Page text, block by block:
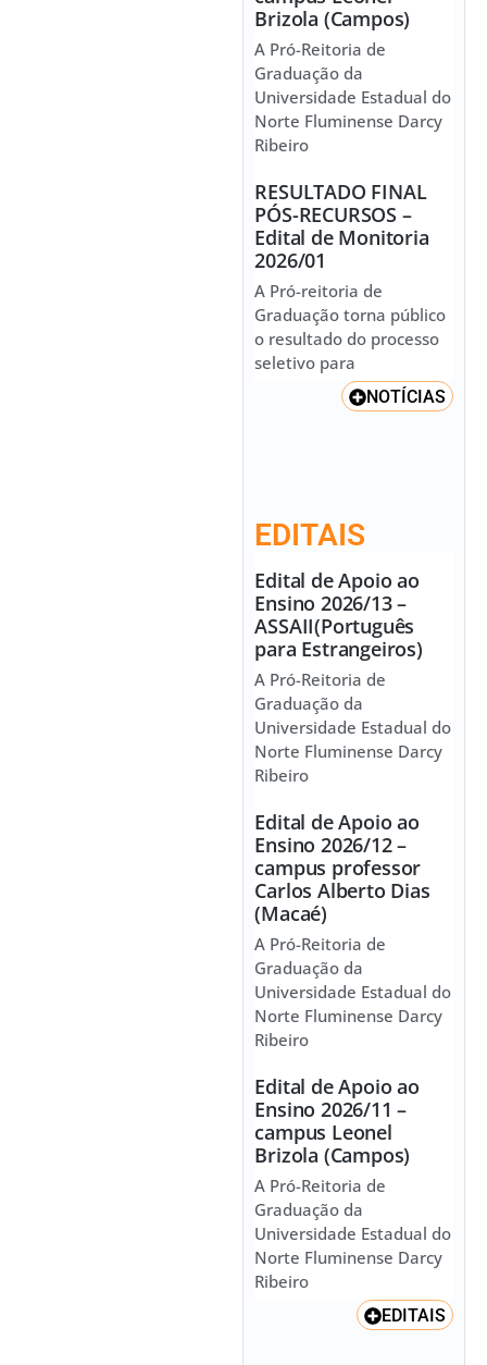
Brizola (Campos)
A Pró-Reitoria de
Graduação da
Universidade Estadual do
Norte Fluminense Darcy
Ribeiro
RESULTADO FINAL
PÓS-RECURSOS –
Edital de Monitoria
2026/01
A Pró-reitoria de
Graduação torna público
o resultado do processo
seletivo para
NOTÍCIAS
EDITAIS
Edital de Apoio ao
Ensino 2026/13 –
ASSAII(Português
para Estrangeiros)
A Pró-Reitoria de
Graduação da
Universidade Estadual do
Norte Fluminense Darcy
Ribeiro
Edital de Apoio ao
Ensino 2026/12 –
campus professor
Carlos Alberto Dias
(Macaé)
A Pró-Reitoria de
Graduação da
Universidade Estadual do
Norte Fluminense Darcy
Ribeiro
Edital de Apoio ao
Ensino 2026/11 –
campus Leonel
Brizola (Campos)
A Pró-Reitoria de
Graduação da
Universidade Estadual do
Norte Fluminense Darcy
Ribeiro
EDITAIS